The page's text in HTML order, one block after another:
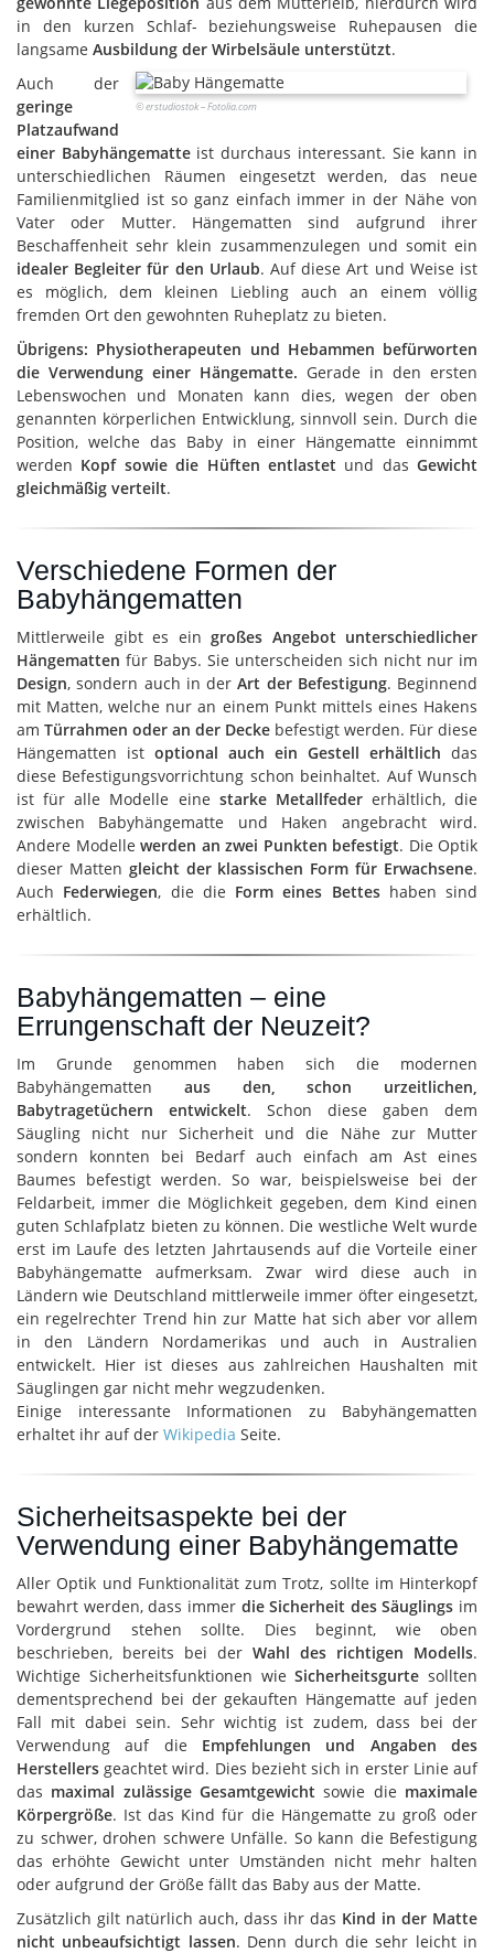
in den kurzen Schlaf- beziehungsweise Ruhepausen die
langsame Ausbildung der Wirbelsäule unterstützt.
© erstudiostok – Fotolia.com
Auch der
geringe
Platzaufwand
einer Babyhängematteist durchaus interessant. Sie kann in
unterschiedlichen Räumen eingesetzt werden, das neue
Familienmitglied ist so ganz einfach immer in der Nähe von
Vater oder Mutter. Hängematten sind aufgrund ihrer
Beschaffenheit sehr klein zusammenzulegen und somit ein
idealer Begleiter für den Urlaub. Auf diese Art und Weise ist
es möglich, dem kleinen Liebling auch an einem völlig
fremden Ort den gewohnten Ruheplatz zu bieten.
Übrigens: Physiotherapeuten und Hebammen befürworten
die Verwendung einer Hängematte. Gerade in den ersten
Lebenswochen und Monaten kann dies, wegen der oben
genannten körperlichen Entwicklung, sinnvoll sein. Durch die
Position, welche das Baby in einer Hängematte einnimmt
werden Kopf sowie die Hüften entlastet und das Gewicht
gleichmäßig verteilt.
Verschiedene Formen der
Babyhängematten
Mittlerweile gibt es ein großes Angebot unterschiedlicher
Hängematten für Babys. Sie unterscheiden sich nicht nur im
Design, sondern auch in derArt der Befestigung. Beginnend
mit Matten, welche nur an einem Punkt mittels eines Hakens
am Türrahmen oder an der Decke befestigt werden. Für diese
Hängematten ist optional auch ein Gestell erhältlich das
diese Befestigungsvorrichtung schon beinhaltet. Auf Wunsch
ist für alle Modelle eine starke Metallfedererhältlich, die
zwischen Babyhängematte und Haken angebracht wird.
Andere Modelle werden an zwei Punkten befestigt. Die Optik
dieser Matten gleicht der klassischen Form für Erwachsene.
Auch Federwiegen, die die Form eines Betteshaben sind
erhältlich.
Babyhängematten – eine
Errungenschaft der Neuzeit?
Im Grunde genommen haben sich die modernen
Babyhängematten aus den, schon urzeitlichen,
Babytragetüchern entwickelt. Schon diese gaben dem
Säugling nicht nur Sicherheit und die Nähe zur Mutter
sondern konnten bei Bedarf auch einfach am Ast eines
Baumes befestigt werden. So war, beispielsweise bei der
Feldarbeit, immer die Möglichkeit gegeben, dem Kind einen
guten Schlafplatz bieten zu können. Die westliche Welt wurde
erst im Laufe des letzten Jahrtausends auf die Vorteile einer
Babyhängematte aufmerksam. Zwar wird diese auch in
Ländern wie Deutschland mittlerweile immer öfter eingesetzt,
ein regelrechter Trend hin zur Matte hat sich aber vor allem
in den Ländern Nordamerikas und auch in Australien
entwickelt. Hier ist dieses aus zahlreichen Haushalten mit
Säuglingen gar nicht mehr wegzudenken.
Einige interessante Informationen zu Babyhängematten
erhaltet ihr auf der Wikipedia Seite.
Sicherheitsaspekte bei der
Verwendung einer Babyhängematte
Aller Optik und Funktionalität zum Trotz, sollte im Hinterkopf
bewahrt werden, dass immer die Sicherheit des Säuglings im
Vordergrund stehen sollte. Dies beginnt, wie oben
beschrieben, bereits bei der Wahl des richtigen Modells.
Wichtige Sicherheitsfunktionen wieSicherheitsgurte sollten
dementsprechend bei der gekauften Hängematte auf jeden
Fall mit dabei sein. Sehr wichtig ist zudem, dass bei der
Verwendung auf die Empfehlungen und Angaben des
Herstellers geachtet wird. Dies bezieht sich in erster Linie auf
das maximal zulässige Gesamtgewicht sowie die maximale
Körpergröße. Ist das Kind für die Hängematte zu groß oder
zu schwer, drohen schwere Unfälle. So kann die Befestigung
das erhöhte Gewicht unter Umständen nicht mehr halten
oder aufgrund der Größe fällt das Baby aus der Matte.
Zusätzlich gilt natürlich auch, dass ihr das Kind in der Matte
nicht unbeaufsichtigt lassen. Denn durch die sehr leicht in